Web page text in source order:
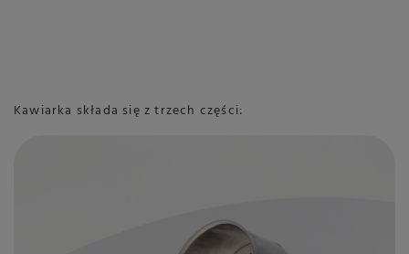
Kawiarka składa się z trzech części: